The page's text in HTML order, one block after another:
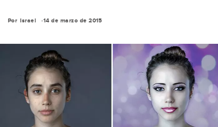
Por Israel 14 de marzo de 2015